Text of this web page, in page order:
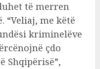
të merren
“Veliaj, me këtë
kriminelëve
çdo
Shqipërisë”,